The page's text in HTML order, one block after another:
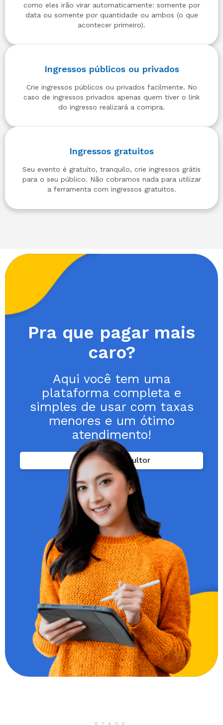
como eles irão virar automaticamente: somente por
data ou somente por quantidade ou ambos (o que
acontecer primeiro).
Ingressos públicos ou privados
Crie ingressos públicos ou privados facilmente. No
caso de ingressos privados apenas quem tiver o link
do ingresso realizará a compra.
Ingressos gratuitos
Seu evento é gratuito, tranquilo, crie ingressos grátis
para o seu público. Não cobramos nada para utilizar
a ferramenta com ingressos gratuitos.
Pra que pagar mais
caro?
Aqui você tem uma
plataforma completa e
simples de usar com taxas
menores e um ótimo
atendimento!
Falar com consultor